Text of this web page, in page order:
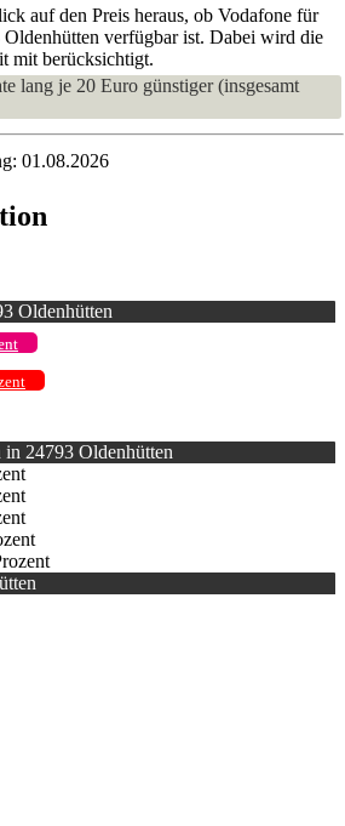
auf den Preis heraus, ob Vodafone für
verfügbar ist. Dabei wird die
mit berücksichtigt.
lang je 20 Euro günstiger (insgesamt
01.08.2026
Oldenhütten
24793 Oldenhütten